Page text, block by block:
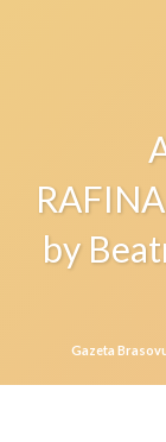
by
Gazeta